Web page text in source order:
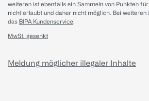
weiteren ist ebenfalls ein Sammeln von Punkten
nicht erlaubt und daher nicht möglich. Bei weiteren
das BIPA Kundenservice.
MwSt. gesenkt
Meldung möglicher illegaler Inhalte